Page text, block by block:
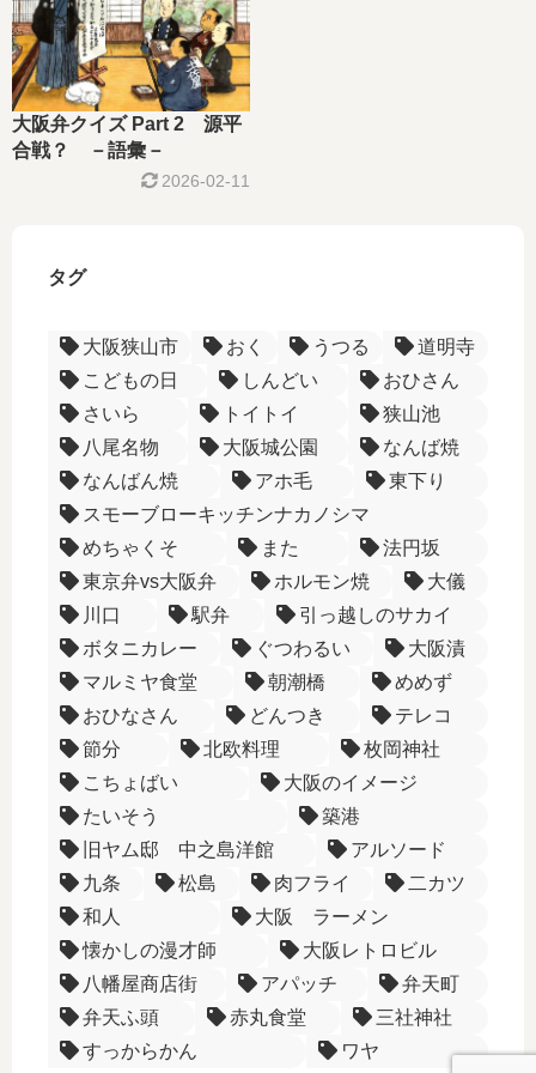
大阪弁クイズ Part 2 源平
合戦？ －語彙－
2026-02-11
タグ
大阪狭山市 おく うつる
道明寺
こどもの日
しんどい
おひさん
さいら
トイトイ
狭山池
八尾名物
大阪城公園
なんば焼
なんばん焼
アホ毛
東下り
スモーブローキッチンナカノシマ
めちゃくそ
また
法円坂
東京弁vs大阪弁
ホルモン焼
大儀
川口
駅弁
引っ越しのサカイ
ボタニカレー
ぐつわるい
大阪漬
マルミヤ食堂
朝潮橋
めめず
おひなさん
どんつき
テレコ
節分
北欧料理
枚岡神社
こちょばい
大阪のイメージ
たいそう
築港
旧ヤム邸 中之島洋館
アルソード
九条
松島 肉フライ
二カツ
和人
大阪 ラーメン
懐かしの漫才師
大阪レトロビル
八幡屋商店街
アパッチ
弁天町
弁天ふ頭
赤丸食堂
三社神社
すっからかん
ワヤ